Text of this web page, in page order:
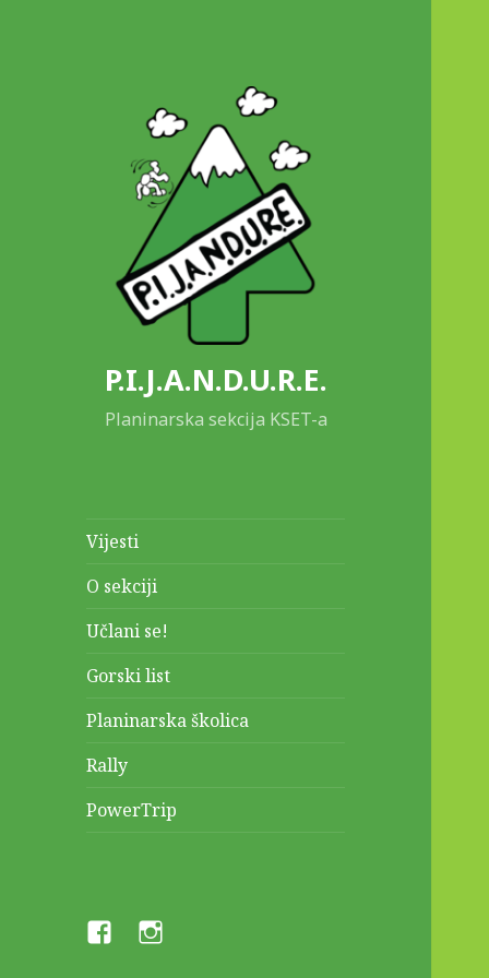
P.I.J.A.N.D.U.R.E.
Planinarska sekcija KSET-a
Vijesti
O sekciji
Učlani se!
Gorski list
Planinarska školica
Rally
PowerTrip
PI
Pi